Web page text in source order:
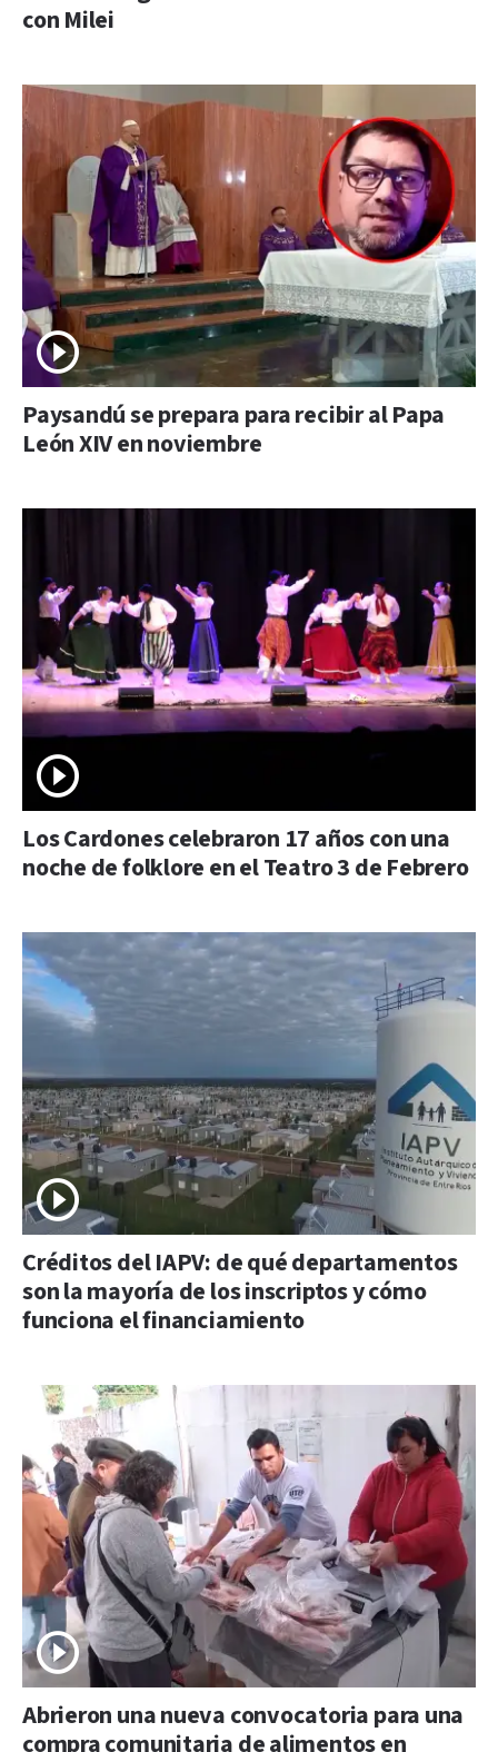
con Milei
Paysandú se prepara para recibir al Papa
León XIV en noviembre
Los Cardones celebraron 17 años con una
noche de folklore en el Teatro 3 de Febrero
Créditos del IAPV: de qué departamentos
son la mayoría de los inscriptos y cómo
funciona el financiamiento
Abrieron una nueva convocatoria para una
compra comunitaria de alimentos en